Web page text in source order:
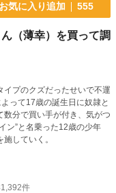
お気に入り追加 555
（薄幸）を買って調
プのクズだったせいで不運
って17歳の誕生日に奴隷と
数分で買い手が付き、気がつ
ン”と名乗った12歳の少年
していく。
件